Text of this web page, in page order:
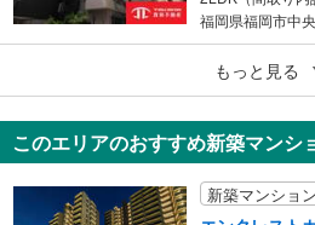
福岡県福岡市中
成約でもらえ
エンクレスト
2,499万円
1LDK
もっと見る
このエリアのおすすめ新築マンシ
新築マンション